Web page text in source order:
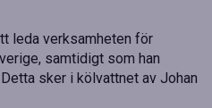
leda verksamheten för
samtidigt som han
sker i kölvattnet av Johan